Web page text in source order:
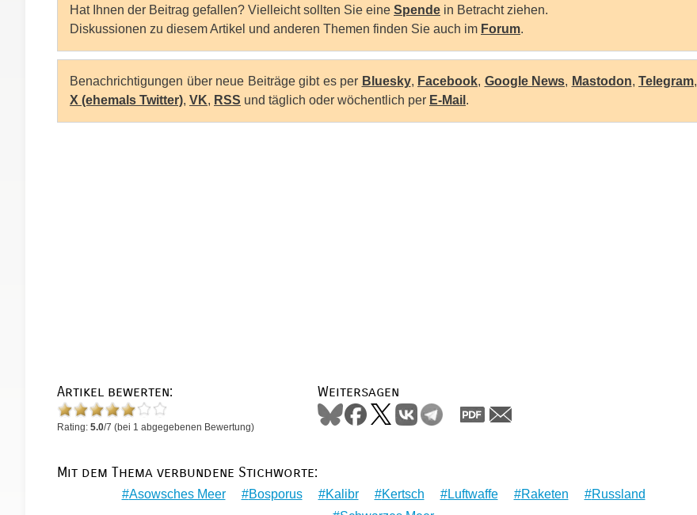
Hat Ihnen der Beitrag gefallen? Vielleicht sollten Sie eine Spende in Betracht ziehen.
Diskussionen zu diesem Artikel und anderen Themen finden Sie auch im Forum.
Benachrichtigungen über neue Beiträge gibt es per Bluesky, Facebook, Google News, Mastodon, Telegram,
X (ehemals Twitter), VK, RSS und täglich oder wöchentlich per E-Mail .
Artikel bewerten:
Rating: 5.0/7 (bei 1 abgegebenen Bewertung)
Weitersagen
Mit dem Thema verbundene Stichworte:
Asowsches Meer Bosporus Kalibr Kertsch Luftwaffe Raketen
Russland